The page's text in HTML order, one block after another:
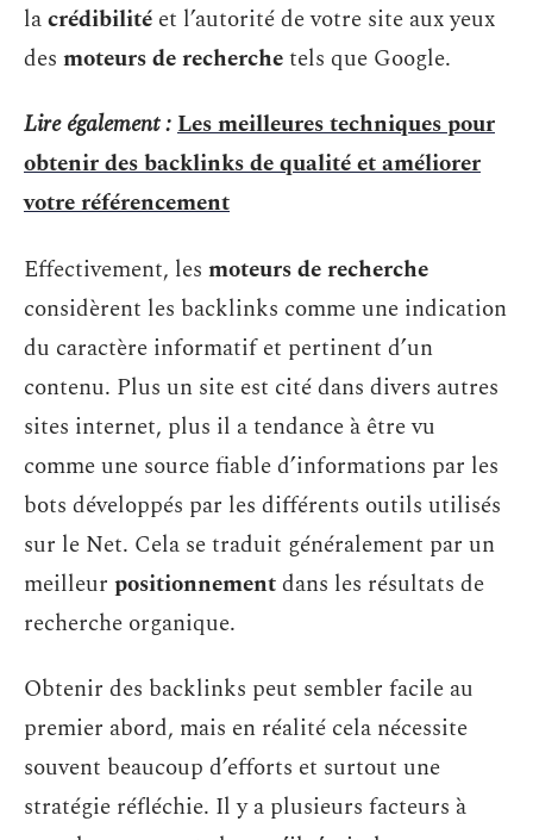
lacrédibilité et l’autorité de votre site aux yeux
des moteurs de recherchetels que Google.
Lire également :Les meilleures techniques pour
obtenir des backlinks de qualité et améliorer
votre référencement
Effectivement, les moteurs de recherche
considèrent les backlinks comme une indication
du caractère informatif et pertinent d’un
contenu. Plus un site est cité dans divers autres
sites internet, plus il a tendance à être vu
comme une source fiable d’informations par les
bots développés par les différents outils utilisés
sur le Net. Cela se traduit généralement par un
meilleur positionnementdans les résultats de
recherche organique.
Obtenir des backlinks peut sembler facile au
premier abord, mais en réalité cela nécessite
souvent beaucoup d’efforts et surtout une
stratégie réfléchie. Il y a plusieurs facteurs à